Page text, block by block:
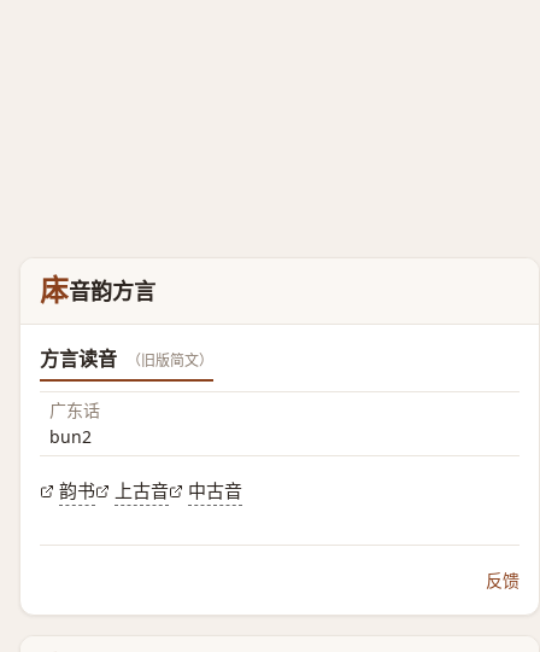
㡷音韵方言
方言读音 （旧版简文）
广东话
bun2
韵书 上古音 中古音
反馈